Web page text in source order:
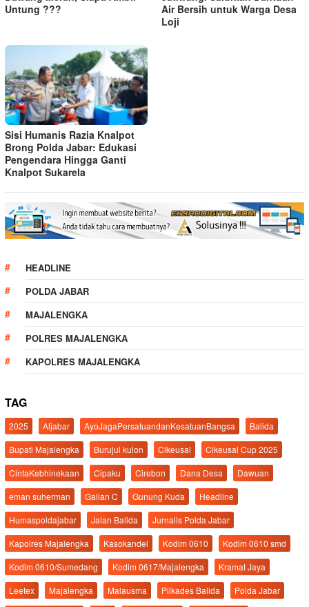
Untung ???
Air Bersih untuk Warga Desa
Loji
Sisi Humanis Razia Knalpot
Brong Polda Jabar: Edukasi
Pengendara Hingga Ganti
Knalpot Sukarela
HEADLINE
POLDA JABAR
MAJALENGKA
POLRES MAJALENGKA
KAPOLRES MAJALENGKA
TAG
2025 Aljabar AyoJagaPersatuandanKesatuanBangsa
Balida
Bupati Majalengka
Burujul kulon Cikeusal
Cikeusal Cup 2025
CintaKebhinekaan
Cipaku Cirebon Dana Desa
Dawuan
eman suherman
Galian C Gunung Kuda
Headline
Humaspoldajabar
Jalan Balida
Jurnalis Polda Jabar
Kapolres Majalengka
Kasokandel Kodim 0610
Kodim 0610 smd
Kodim 0610/Sumedang
Kodim 0617/Majalengka
Kramat Jaya
Leetex
Majalengka Malausma Pilkades Balida
Polda Jabar